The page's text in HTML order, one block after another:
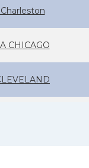
CHICAGO